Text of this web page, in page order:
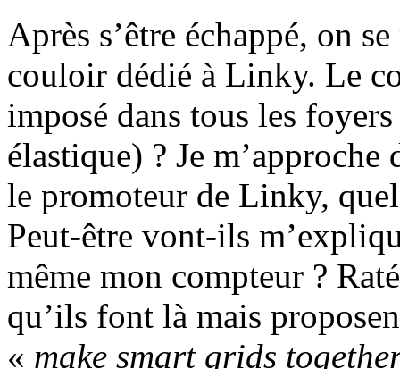
Après s’être échappé, on
couloir dédié à Linky. Le
imposé dans tous les
élastique) ? Je
le promoteur de Linky,
Peut-être vont-ils
même mon compteur ?
qu’ils font là mais
« make smart grids